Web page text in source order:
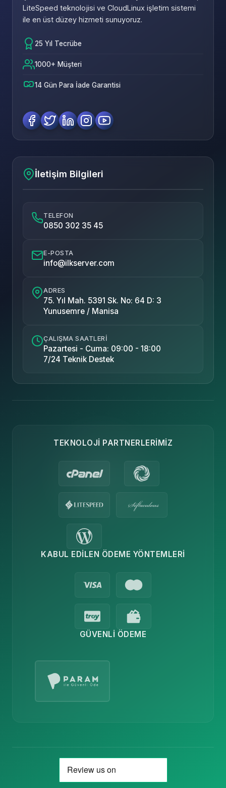
LiteSpeed teknolojisi ve CloudLinux işletim sistemi
ile en üst düzey hizmeti sunuyoruz.
25 Yıl Tecrübe
1000+ Müşteri
14 Gün Para İade Garantisi
İletişim Bilgileri
TELEFON
0850 302 35 45
E-POSTA
info@ilkserver.com
ADRES
75. Yıl Mah. 5391 Sk. No: 64 D: 3
Yunusemre / Manisa
ÇALIŞMA SAATLERI
Pazartesi - Cuma: 09:00 - 18:00
7/24 Teknik Destek
TEKNOLOJI PARTNERLERIMIZ
GÜVENLI ÖDEME
KABUL EDILEN ÖDEME YÖNTEMLERI